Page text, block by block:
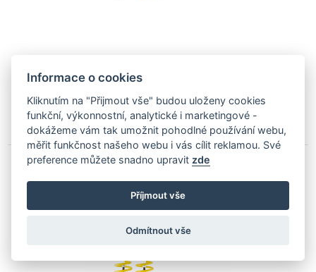
Informace o cookies
Kliknutím na "Přijmout vše" budou uloženy cookies
funkční, výkonnostní, analytické i marketingové -
dokážeme vám tak umožnit pohodlné používání webu,
měřit funkčnost našeho webu i vás cílit reklamou. Své
preference můžete snadno upravit zde
Příjmout vše
Odmítnout vše
25 892
PŘIDAT DO NABÍDKY
ST Suspensions by KW XA Výškově a tuhostně
stavitelný sportovní podvozek Seat Leon 5F
Hatchback 1,8 TSI / 2,0 TSI 140 kW / 2,0 TDI
135 kW
1828000N